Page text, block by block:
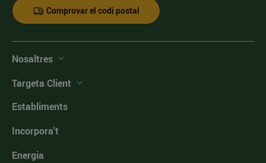
Comprovar el codi postal
Nosaltres
Targeta Client
Establiments
Incorpora't
Energia